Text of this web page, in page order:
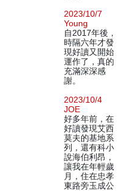
2023/10/7
Young
自2017年後，
時隔六年才發
現好讀又開始
運作了，真的
充滿深深感
謝。
2023/10/4
JOE
好多年前，在
好讀發現艾西
莫夫的基地系
列，還有科小
說海伯利昂，
讓我在年輕歲
月，住在忠孝
東路旁玉成公